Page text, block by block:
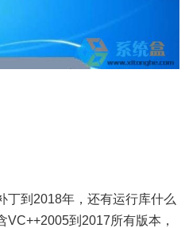
丁到2018年，还有运行库什么
到2017所有版本，